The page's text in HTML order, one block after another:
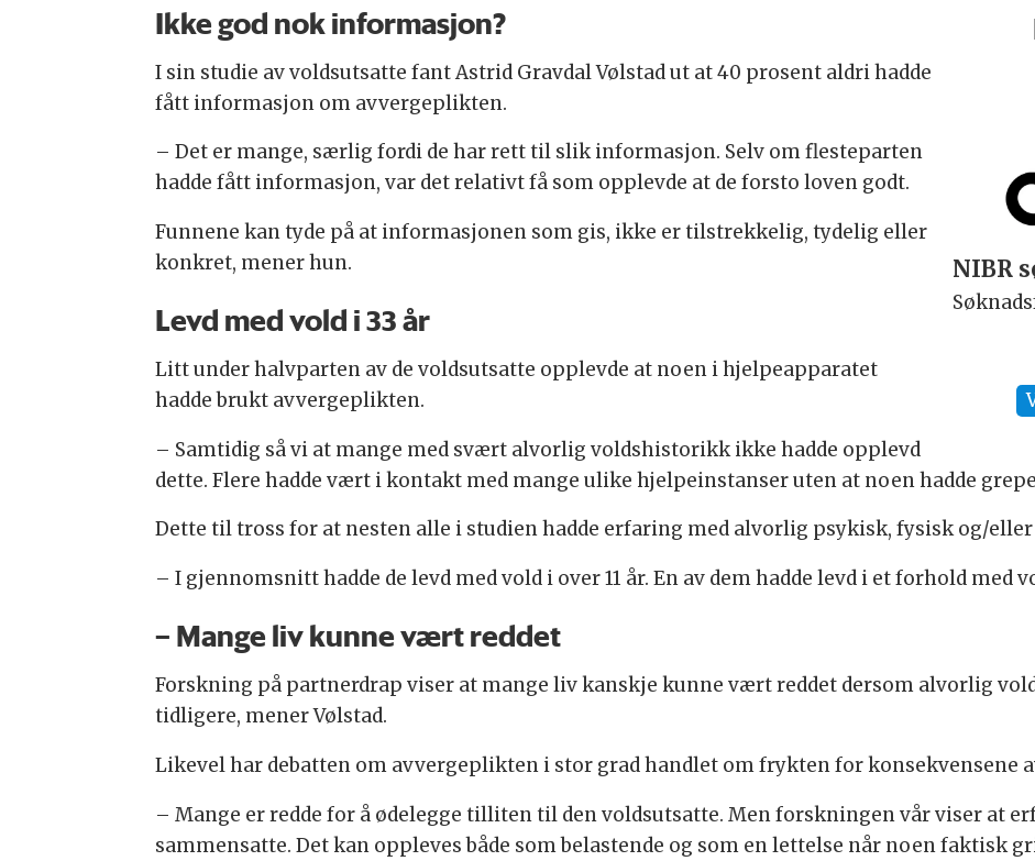
NIBR
Ikke god nok informasjon?
I sin studie av voldsutsatte fant Astrid Gravdal Vølstad ut at 40 prosent aldri hadde
fått informasjon om avvergeplikten.
– Det er mange, særlig fordi de har rett til slik informasjon. Selv om flesteparten
hadde fått informasjon, var det relativt få som opplevde at de forsto loven godt.
Funnene kan tyde på at informasjonen som gis, ikke er tilstrekkelig, tydelig eller
konkret, mener hun.
Levd med vold i 33 år
Litt under halvparten av de voldsutsatte opplevde at noen i hjelpeapparatet
hadde brukt avvergeplikten.
– Samtidig så vi at mange med svært alvorlig voldshistorikk ikke hadde opplevd
dette. Flere hadde vært i kontakt med mange ulike hjelpeinstanser uten at noen hadde
Dette til tross for at nesten alle i studien hadde erfaring med alvorlig psykisk, fysisk og/
– I gjennomsnitt hadde de levd med vold i over 11 år. En av dem hadde levd i et forhold med
– Mange liv kunne vært reddet
Forskning på partnerdrap viser at mange liv kanskje kunne vært reddet dersom alvorlig
tidligere, mener Vølstad.
Likevel har debatten om avvergeplikten i stor grad handlet om frykten for konsekvensene
– Mange er redde for å ødelegge tilliten til den voldsutsatte. Men forskningen vår viser at
sammensatte. Det kan oppleves både som belastende og som en lettelse når noen faktisk